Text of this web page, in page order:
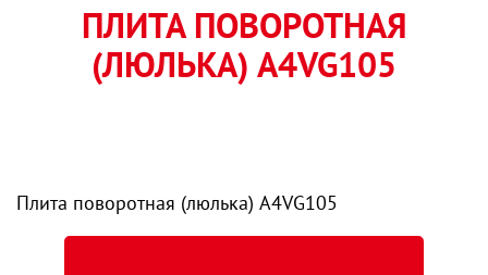
ПЛИТА ПОВОРОТНАЯ
(ЛЮЛЬКА) A4VG105
Плита поворотная (люлька) A4VG105